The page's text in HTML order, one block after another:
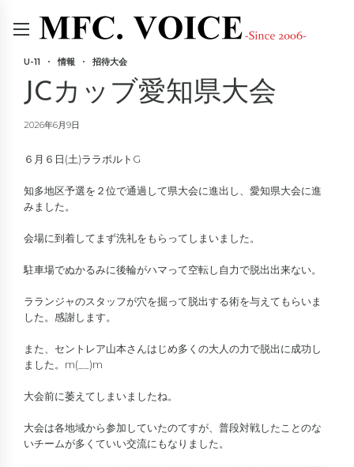
U-11 情報 招待大会
JCカッブ愛知県大会
2026年6月9日
６月６日(土)ララポルトG
知多地区予選を２位で通過して県大会に進出し、愛知県大会に進
みました。
会場に到着してまず洗礼をもらってしまいました。
駐車場でぬかるみに後輪がハマって空転し自力で脱出出来ない。
ラランジャのスタッフが穴を掘って脱出する術を与えてもらいま
した。感謝します。
また、セントレア山本さんはじめ多くの大人の力で脱出に成功し
ました。m(__)m
大会前に萎えてしまいましたね。
大会は各地域から参加していたのてすが、普段対戦したことのな
いチームが多くていい交流にもなりました。